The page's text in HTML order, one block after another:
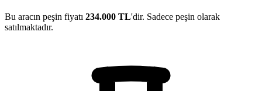
Bu aracın peşin fiyatı 234.000 TL'dir. Sadece peşin olarak
satılmaktadır.